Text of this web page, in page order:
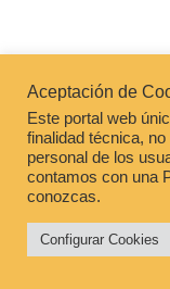
©
Powered by
Aceptación de
Este portal web
finalidad técnica,
personal de los
contamos con una
conozcas.
Configurar Cookies